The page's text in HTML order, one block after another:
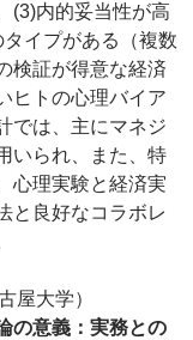
(3)内的妥当性が高
イプがある（複数
検証が得意な経済
ヒトの心理バイア
では、主にマネジ
いられ、また、特
心理実験と経済実
と良好なコラボレ
屋大学）
の意義：実務との